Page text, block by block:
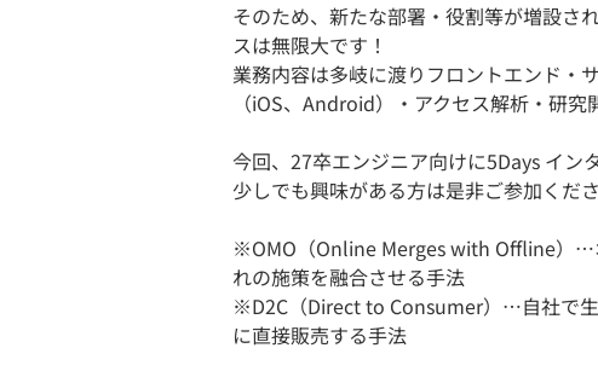
そのため、新たな部署・役割等が増設さ
スは無限大です！
業務内容は多岐に渡りフロントエンド・
（iOS、Android）・アクセス解析・研
今回、27卒エンジニア向けに5Days イン
少しでも興味がある方は是非ご参加くだ
※OMO（Online Merges with Offline）…
れの施策を融合させる手法
※D2C（Direct to Consumer）…自社で
に直接販売する手法